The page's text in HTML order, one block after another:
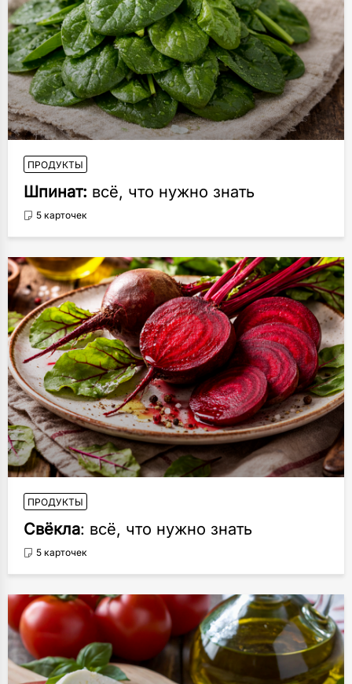
ПРОДУКТЫ
Шпинат: всё, что нужно знать
5 карточек
ПРОДУКТЫ
Свёкла: всё, что нужно знать
5 карточек